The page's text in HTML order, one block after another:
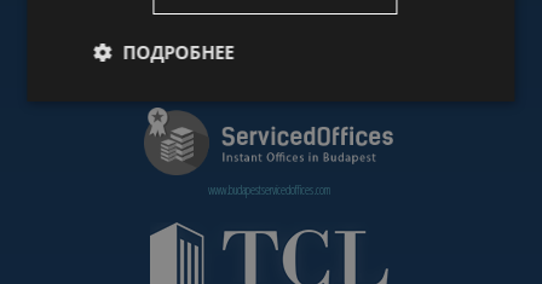
www.budapestservicedoffices.com
ПОДРОБНЕЕ